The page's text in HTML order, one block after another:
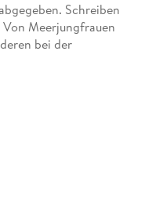
Schreiben
Von Meerjungfrauen
bei der